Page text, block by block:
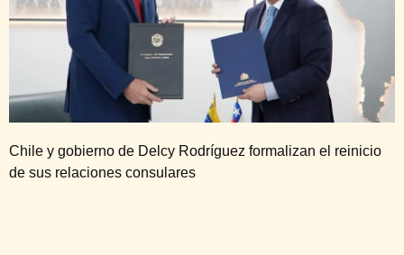
Chile y gobierno de Delcy Rodríguez formalizan el reinicio
de sus relaciones consulares